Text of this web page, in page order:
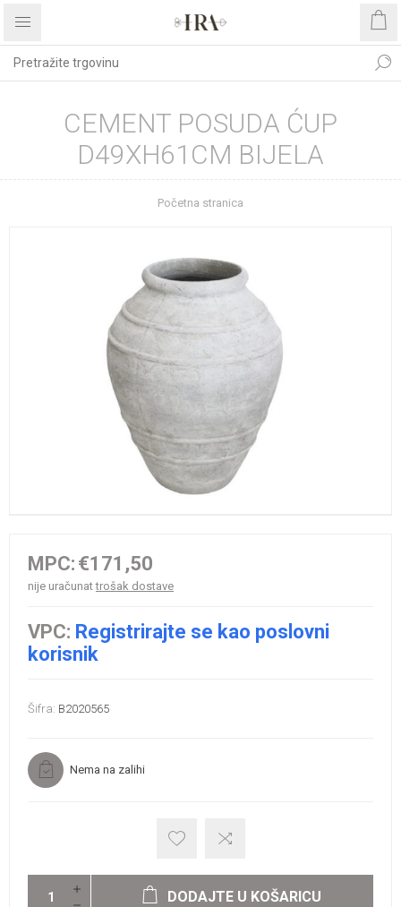
CEMENT POSUDA ĆUP
D49XH61CM BIJELA
Početna stranica
MPC: €171,50
nije uračunattrošak dostave
VPC: Registrirajte se kao poslovni
korisnik
Šifra: B2020565
Nema na zalihi
DODAJTE U KOŠARICU